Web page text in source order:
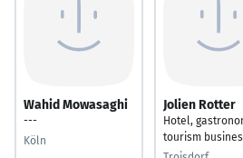
Wahid Mowasaghi
---
Köln
Jolien Rotter
Hotel,
tourism